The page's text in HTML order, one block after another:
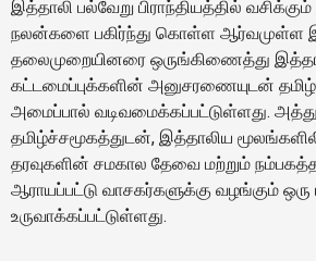
இத்தாலி பல்வேறு பிராந்தியத்தில்
நலன்களை பகிர்ந்து கொள்ள ஆர்வமுள்ள
தலைமுறையினரை ஒருங்கிணைத்து
கட்டமைப்புக்களின் அனுசரணையுடன்
அமைப்பால் வடிவமைக்கப்பட்டுள்ளது.
தமிழ்ச்சமூகத்துடன், இத்தாலிய
தரவுகளின் சமகால தேவை மற்றும்
ஆராயப்பட்டு வாசகர்களுக்கு வழங்கும் ஒரு
உருவாக்கப்பட்டுள்ளது.